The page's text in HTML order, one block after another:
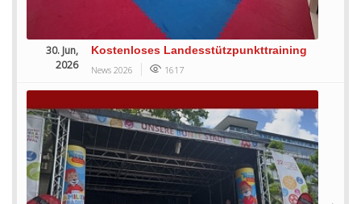
30. Jun,
2026
Kostenloses Landesstützpunkttraining
News 2026 1617